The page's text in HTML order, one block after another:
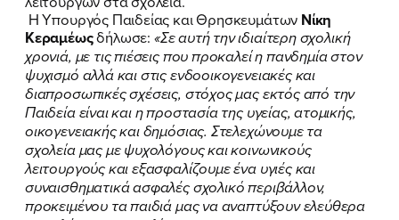
Η Υπουργός Παιδείας και Θρησκευμάτων Νίκη
Κεραμέωςδήλωσε: «Σε αυτή την ιδιαίτερη σχολική
χρονιά, με τις πιέσεις που προκαλεί η πανδημία στον
ψυχισμό αλλά και στις ενδοοικογενειακές και
διαπροσωπικές σχέσεις, στόχος μας εκτός από την
Παιδεία είναι και η προστασία της υγείας, ατομικής,
οικογενειακής και δημόσιας. Στελεχώνουμε τα
σχολεία μας με ψυχολόγους και κοινωνικούς
λειτουργούς και εξασφαλίζουμε ένα υγιές και
συναισθηματικά ασφαλές σχολικό περιβάλλον,
προκειμένου τα παιδιά μας να αναπτύξουν ελεύθερα